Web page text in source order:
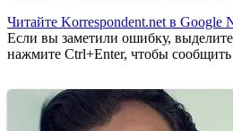
Читайте Korrespondent.net в Google
Если вы заметили ошибку,
нажмите Ctrl+Enter, чтобы